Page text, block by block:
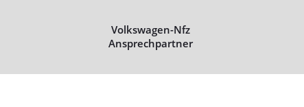
Volkswagen-Nfz
Ansprechpartner